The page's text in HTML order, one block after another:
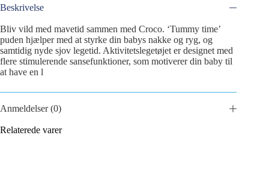
Beskrivelse
Bliv vild med mavetid sammen med Croco. ‘Tummy time’
puden hjælper med at styrke din babys nakke og ryg, og
samtidig nyde sjov legetid. Aktivitetslegetøjet er designet med
flere stimulerende sansefunktioner, som motiverer din baby til
at have en l
Anmeldelser (0)
Relaterede varer